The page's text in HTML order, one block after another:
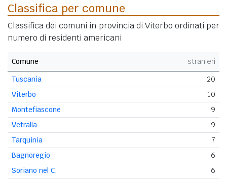
Classifica per comune
Classifica dei comuni in provincia di Viterbo ordinati per
numero di residenti americani
Comune
stranieri
Tuscania
20
Viterbo
10
Montefiascone
9
Vetralla
9
Tarquinia
7
Bagnoregio
6
Soriano nel C.
6